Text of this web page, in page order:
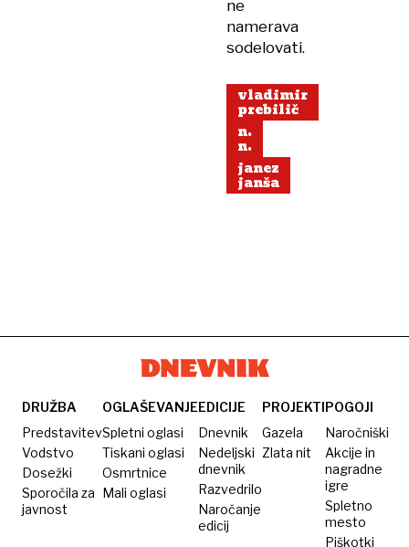
ne
namerava
sodelovati.
vladimir
prebilič
n.
n.
janez
janša
DRUŽBA
Predstavitev
Vodstvo
Dosežki
Sporočila za
javnost
OGLAŠEVANJE
Spletni oglasi
Tiskani oglasi
Osmrtnice
Mali oglasi
EDICIJE
Dnevnik
Nedeljski
dnevnik
Razvedrilo
Naročanje
edicij
PROJEKTI
Gazela
Zlata nit
POGOJI
Naročniški
Akcije in
nagradne
igre
Spletno
mesto
Piškotki